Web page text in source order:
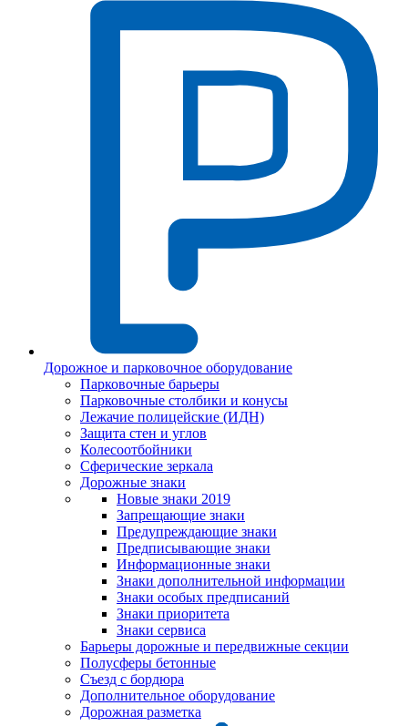
Дорожное и парковочное оборудование
Парковочные барьеры
Парковочные столбики и конусы
Лежачие полицейские (ИДН)
Защита стен и углов
Колесоотбойники
Сферические зеркала
Дорожные знаки
Новые знаки 2019
Запрещающие знаки
Предупреждающие знаки
Предписывающие знаки
Информационные знаки
Знаки дополнительной информации
Знаки особых предписаний
Знаки приоритета
Знаки сервиса
Барьеры дорожные и передвижные секции
Полусферы бетонные
Съезд с бордюра
Дополнительное оборудование
Дорожная разметка